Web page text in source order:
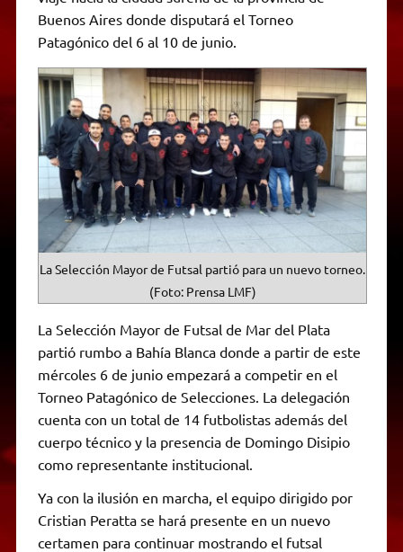
A
p
p
a
m
e
r
o
k
g
e
n
k
F
r
i
n
d
l
y
Buenos Aires donde disputará el Torneo
Patagónico del 6 al 10 de junio.
La Selección Mayor de Futsal partió para un nuevo torneo.
(Foto: Prensa LMF)
La Selección Mayor de Futsal de Mar del Plata
partió rumbo a Bahía Blanca donde a partir de este
mércoles 6 de junio empezará a competir en el
Torneo Patagónico de Selecciones. La delegación
cuenta con un total de 14 futbolistas además del
cuerpo técnico y la presencia de Domingo Disipio
como representante institucional.
Ya con la ilusión en marcha, el equipo dirigido por
Cristian Peratta se hará presente en un nuevo
certamen para continuar mostrando el futsal